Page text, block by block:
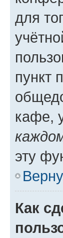
для
пункт
кафе,
эту
Как